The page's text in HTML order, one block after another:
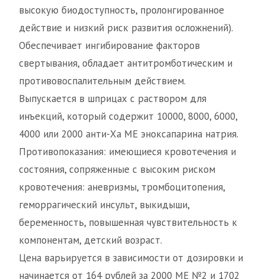
высокую биодоступность, пролонгированное
действие и низкий риск развития осложнений).
Обеспечивает ингибирование факторов
свертывания, обладает антитромботическим и
противовоспалительным действием.
Выпускается в шприцах с раствором для
инъекций, который содержит 10000, 8000, 6000,
4000 или 2000 анти-Ха МЕ эноксапарина натрия.
Противопоказания: имеющиеся кровотечения и
состояния, сопряженные с высоким риском
кровотечения: аневризмы, тромбоцитопения,
геморрагический инсульт, выкидыши,
беременность, повышенная чувствительность к
компонентам, детский возраст.
Цена варьируется в зависимости от дозировки и
начинается от 164 рублей за 2000 МЕ №2 и 1702